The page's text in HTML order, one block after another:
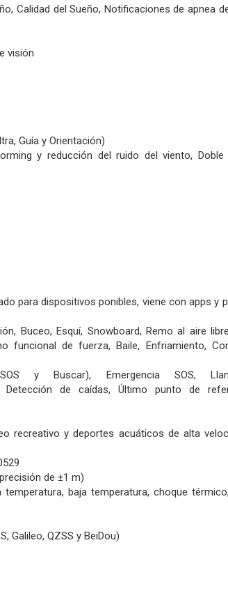
Calidad del Sueño, Notificaciones de apnea
visión
Guía y Orientación)
y reducción del ruido del viento, Doble
para dispositivos ponibles, viene con apps y
Buceo,Esquí, Snowboard,Remo al aire
funcional de fuerza,Baile, Enfriamiento,
SOS y Buscar), Emergencia SOS,
Detección de caídas,Último punto de
recreativo y deportes acuáticos de alta
de ±1 m)
baja temperatura, choque
Galileo, QZSS y BeiDou)